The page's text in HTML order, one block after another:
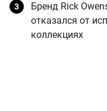
Бренд Rick
отказался от
коллекциях